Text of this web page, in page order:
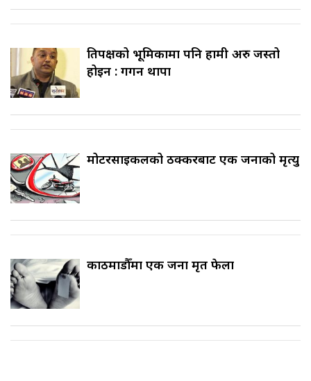
प्रतिपक्षको भूमिकामा पनि हामी अरु जस्तो
होइन : गगन थापा
मोटरसाइकलको ठक्करबाट एक जनाको मृत्यु
काठमाडौँमा एक जना मृत फेला